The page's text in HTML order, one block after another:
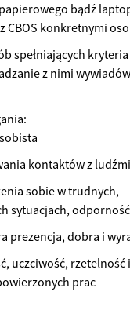
bądź
CBOS konkretnymi
spełniających
z nimi wywiadów
kontaktów z ludźmi
sobie w trudnych,
sytuacjach,
prezencja, dobra i
uczciwość,
prac